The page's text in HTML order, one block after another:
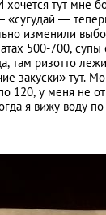
хочется тут мне
«сугудай —
изменили
500-700,
там ризотто
закуски» тут.
120, у меня не
я вижу воду